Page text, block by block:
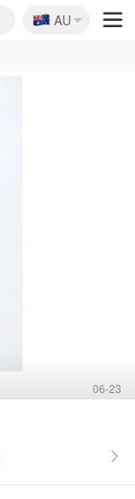
🇦🇺
AU
06-23